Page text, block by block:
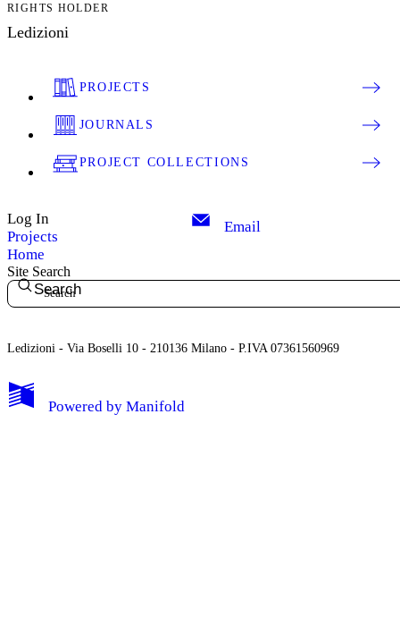
RIGHTS HOLDER
Ledizioni
PROJECTS
JOURNALS
PROJECT COLLECTIONS
Log In
Projects
Home
Email
Site Search
Search
Ledizioni - Via Boselli 10 - 210136 Milano - P.IVA 07361560969
Powered by Manifold